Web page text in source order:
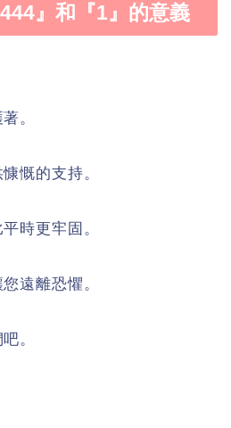
』和『1』的意義
。
慨的支持。
時更牢固。
遠離恐懼。
。